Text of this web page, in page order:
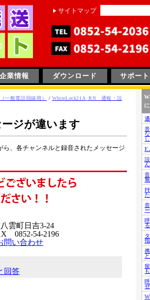
サイトマップ
企業情報 ダウンロード サポート
一般電話回線用） / WhiteLock21A_RN 通報・設
ジが違います
、各チャンネルと録音されたメッセージ
雲町日吉3-24
0852-54-2196
問い合わせ
回答
E
ん